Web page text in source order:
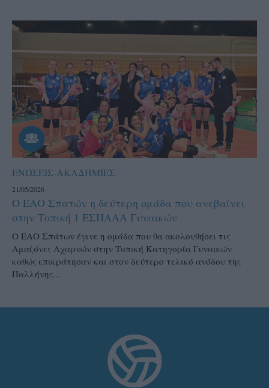
ΕΝΩΣΕΙΣ-ΑΚΑΔΗΜΙΕΣ
21/05/2026
Ο ΕΑΟ Σπατών η δεύτερη ομάδα που ανεβαίνει
στην Τοπική 1 ΕΣΠΑΑΑ Γυναικών
Ο ΕΑΟ Σπάτων έγινε η ομάδα που θα ακολουθήσει τις
Αμαζόνες Αχαρνών στην Τοπική Κατηγορία Γυναικών
καθώς επικράτησαν και στον δεύτερο τελικό ανόδου της
Παλλήνης...